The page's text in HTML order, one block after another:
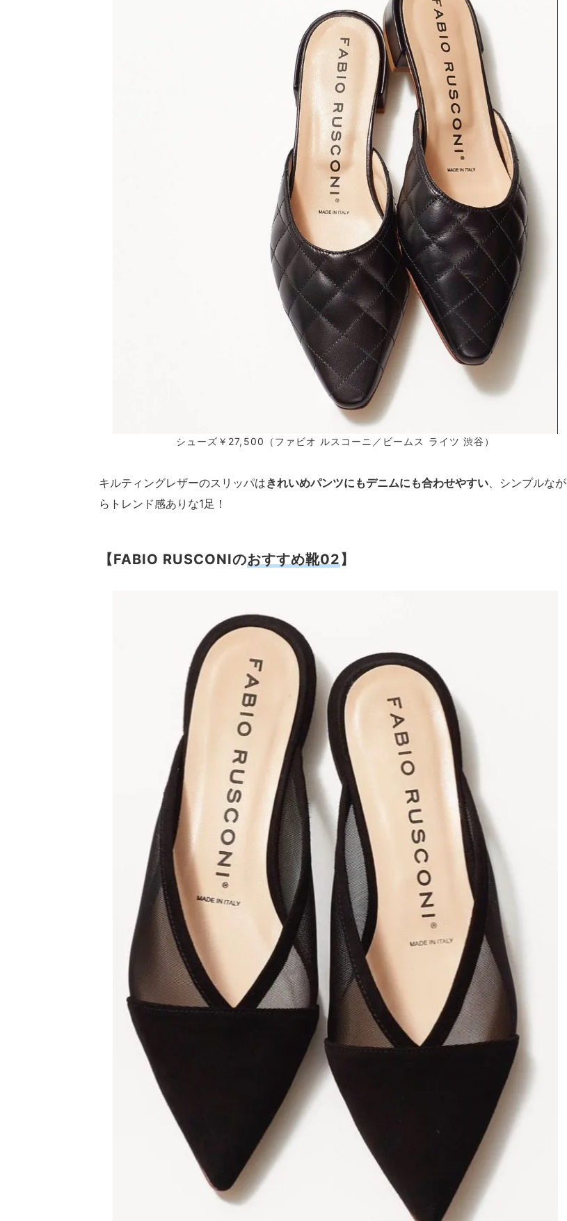
シューズ￥27,500（ファビオ ルスコーニ／ビームス ライツ 渋谷）
キルティングレザーのスリッパはきれいめパンツにもデニムにも合わせやすい、シンプルなが
らトレンド感ありな1足！
【FABIO RUSCONIのおすすめ靴02 】